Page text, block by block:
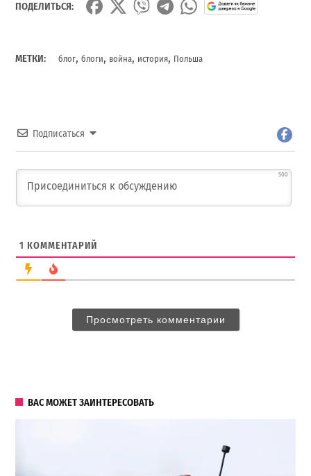
ПОДЕЛИТЬСЯ:
МЕТКИ: блог,блоги, война, история, Польша
Подписаться
500
1 КОММЕНТАРИЙ
Просмотреть комментарии
ВАС МОЖЕТ ЗАИНТЕРЕСОВАТЬ